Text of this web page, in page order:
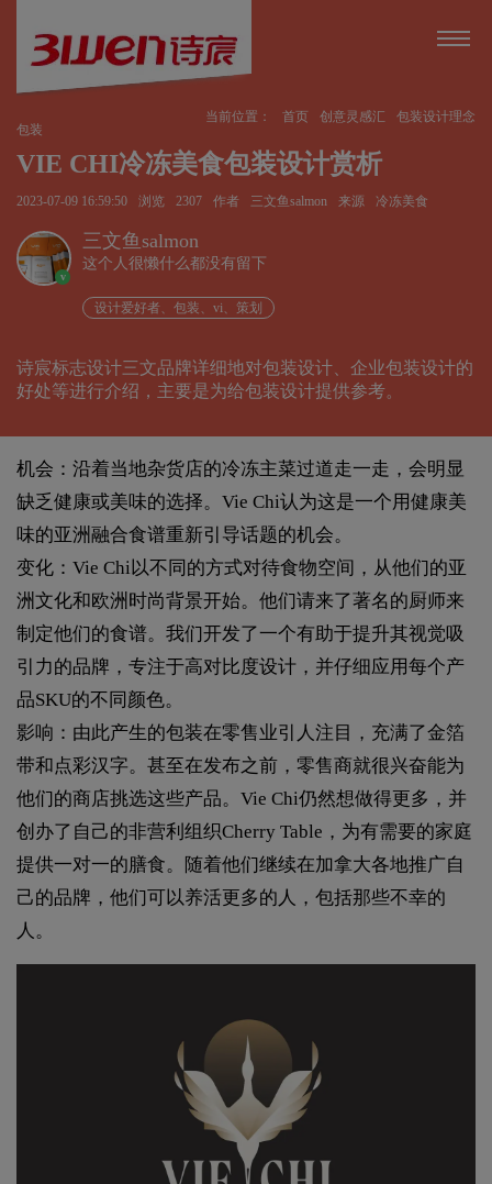
当前位置： 首页 创意灵感汇
包装设计理念
包装
VIE CHI冷冻美食包装设计赏析
2023-07-09 16:59:50 浏览 2307 作者 三文鱼salmon 来源 冷冻美食
v
三文鱼salmon
这个人很懒什么都没有留下
设计爱好者、包装、vi、策划
诗宸标志设计三文品牌详细地对包装设计、企业包装设计的
好处等进行介绍，主要是为给包装设计提供参考。
机会：沿着当地杂货店的冷冻主菜过道走一走，会明显
缺乏健康或美味的选择。Vie Chi认为这是一个用健康美
味的亚洲融合食谱重新引导话题的机会。
变化：Vie Chi以不同的方式对待食物空间，从他们的亚
洲文化和欧洲时尚背景开始。他们请来了著名的厨师来
制定他们的食谱。我们开发了一个有助于提升其视觉吸
引力的品牌，专注于高对比度设计，并仔细应用每个产
品SKU的不同颜色。
影响：由此产生的包装在零售业引人注目，充满了金箔
带和点彩汉字。甚至在发布之前，零售商就很兴奋能为
他们的商店挑选这些产品。Vie Chi仍然想做得更多，并
创办了自己的非营利组织Cherry Table，为有需要的家庭
提供一对一的膳食。随着他们继续在加拿大各地推广自
己的品牌，他们可以养活更多的人，包括那些不幸的
人。